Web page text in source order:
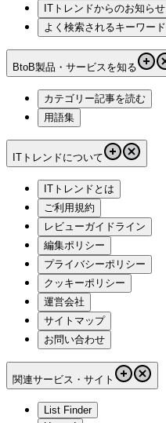
ITトレンドからのお知らせ
よく検索されるキーワード
BtoB製品・サービスを知る
カテゴリー記事を読む
用語集
ITトレンドについて
ITトレンドとは
ご利用規約
レビューガイドライン
編集ポリシー
プライバシーポリシー
クッキーポリシー
運営会社
サイトマップ
お問い合わせ
関連サービス・サイト
List Finder